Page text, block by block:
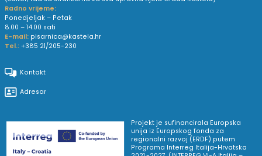
Radno vrijeme:
Ponedjeljak – Petak
8.00 – 14.00 sati
E-mail: pisarnica@kastela.hr
Tel.: +385 21/205-230
Kontakt
Adresar
Projekt je sufinancirala Europska
unija iz Europskog fonda za
regionalni razvoj (ERDF) putem
Programa Interreg Italija-Hrvatska